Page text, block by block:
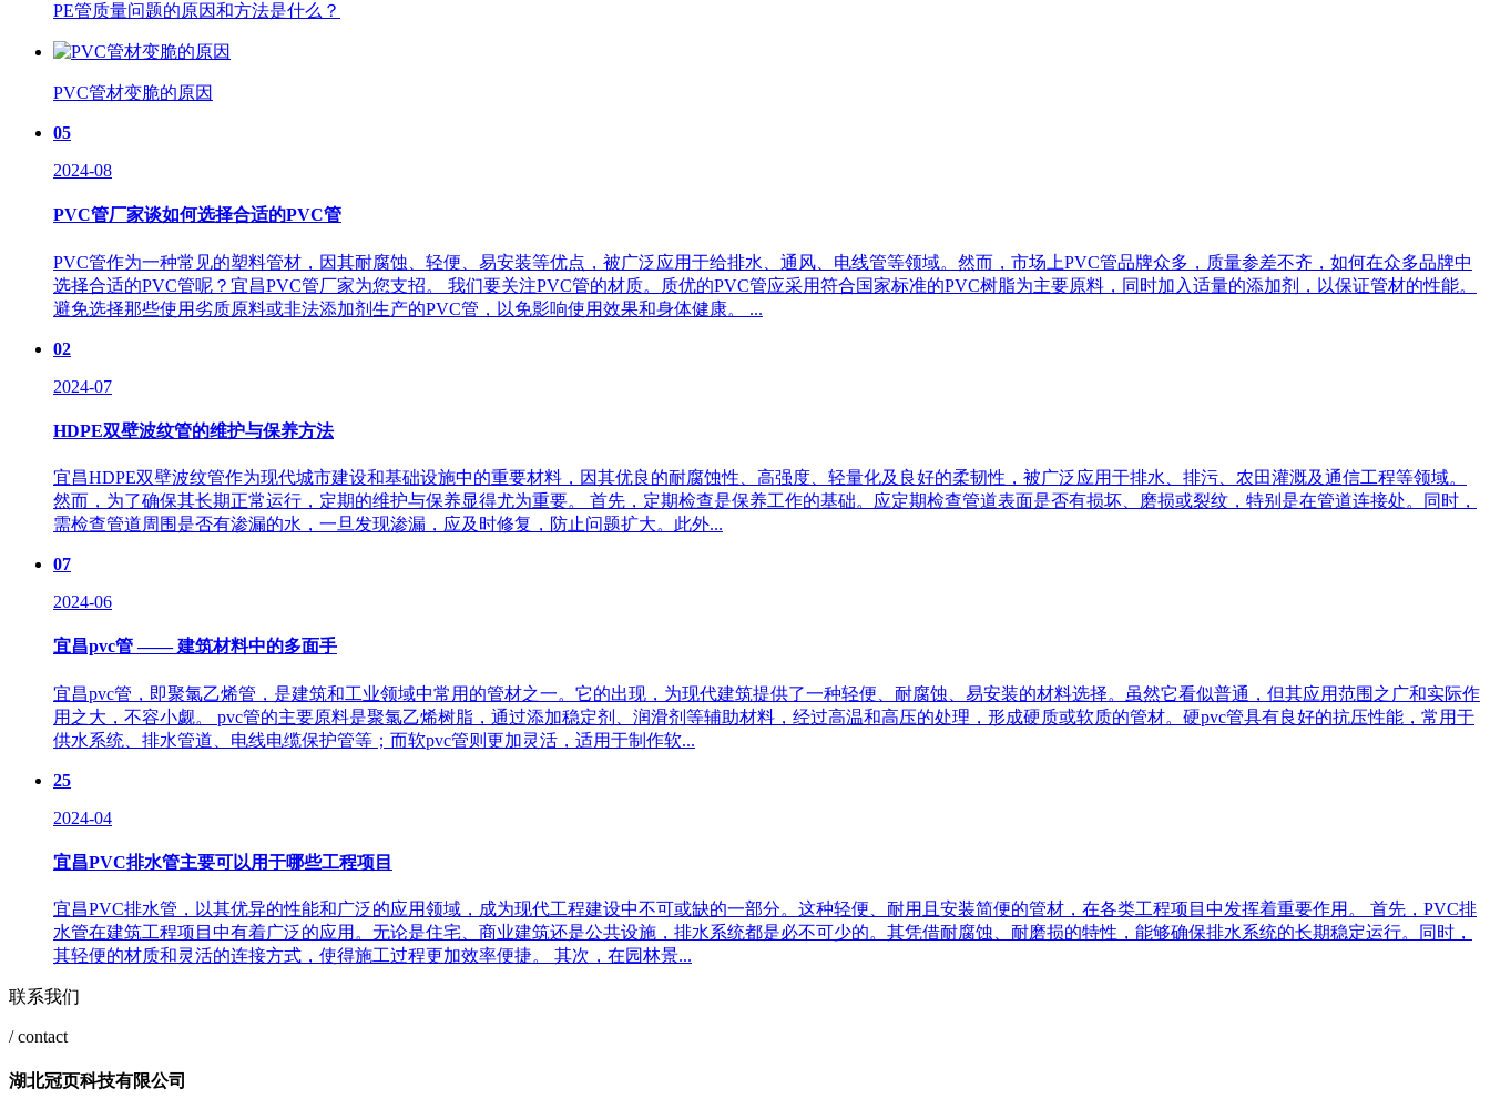
PE管质量问题的原因和方法是什么？
PVC管材变脆的原因
05
2024-08
PVC管厂家谈如何选择合适的PVC管
PVC管作为一种常见的塑料管材，因其耐腐蚀、轻便、易安装等优点，被广泛应用于给排水、通风、电线管等领域。然而，市场上PVC管品牌众多，质量参差不齐，如何在众多品牌中
选择合适的PVC管呢？宜昌PVC管厂家为您支招。 我们要关注PVC管的材质。质优的PVC管应采用符合国家标准的PVC树脂为主要原料，同时加入适量的添加剂，以保证管材的性能。
避免选择那些使用劣质原料或非法添加剂生产的PVC管，以免影响使用效果和身体健康。 ...
02
2024-07
HDPE双壁波纹管的维护与保养方法
宜昌HDPE双壁波纹管作为现代城市建设和基础设施中的重要材料，因其优良的耐腐蚀性、高强度、轻量化及良好的柔韧性，被广泛应用于排水、排污、农田灌溉及通信工程等领域。
然而，为了确保其长期正常运行，定期的维护与保养显得尤为重要。 首先，定期检查是保养工作的基础。应定期检查管道表面是否有损坏、磨损或裂纹，特别是在管道连接处。同时，
需检查管道周围是否有渗漏的水，一旦发现渗漏，应及时修复，防止问题扩大。此外...
07
2024-06
宜昌pvc管 —— 建筑材料中的多面手
宜昌pvc管，即聚氯乙烯管，是建筑和工业领域中常用的管材之一。它的出现，为现代建筑提供了一种轻便、耐腐蚀、易安装的材料选择。虽然它看似普通，但其应用范围之广和实际作
用之大，不容小觑。 pvc管的主要原料是聚氯乙烯树脂，通过添加稳定剂、润滑剂等辅助材料，经过高温和高压的处理，形成硬质或软质的管材。硬pvc管具有良好的抗压性能，常用于
供水系统、排水管道、电线电缆保护管等；而软pvc管则更加灵活，适用于制作软...
25
2024-04
宜昌PVC排水管主要可以用于哪些工程项目
宜昌PVC排水管，以其优异的性能和广泛的应用领域，成为现代工程建设中不可或缺的一部分。这种轻便、耐用且安装简便的管材，在各类工程项目中发挥着重要作用。 首先，PVC排
水管在建筑工程项目中有着广泛的应用。无论是住宅、商业建筑还是公共设施，排水系统都是必不可少的。其凭借耐腐蚀、耐磨损的特性，能够确保排水系统的长期稳定运行。同时，
其轻便的材质和灵活的连接方式，使得施工过程更加效率便捷。 其次，在园林景...
联系我们
/ contact
湖北冠页科技有限公司